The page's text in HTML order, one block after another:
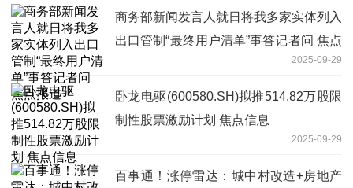
商务部新闻发言人就日将我多家实体列入
出口管制“最终用户清单”事答记者问 焦点
2025-09-29
卧龙电驱(600580.SH)拟推514.82万股限
制性股票激励计划 焦点信息
2025-09-29
百事通！涨停雷达：城中村改造+房地产